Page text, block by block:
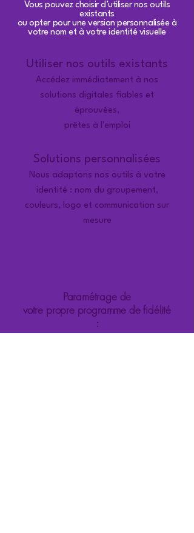
Vous pouvez choisir d’utiliser nos outils
existants
ou opter pour une version personnalisée à
votre nom et à votre identité visuelle
Utiliser nos outils existants
Accédez immédiatement à nos
solutions digitales fiables et
éprouvées,
prêtes à l'emploi
Solutions personnalisées
Nous adaptons nos outils à votre
identité : nom du groupement,
couleurs, logo et communication sur
mesure
Paramétrage de
votre propre programme de fidélité
: